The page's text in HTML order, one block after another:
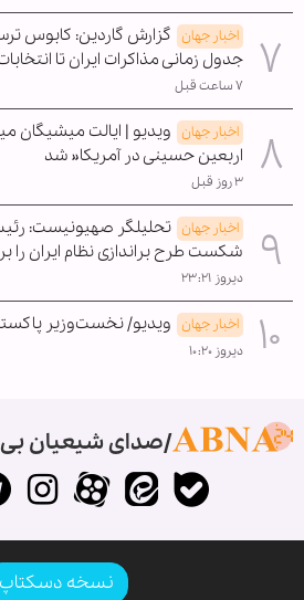
اخبار جهان گزارش گاردین: کابوس
جدول زمانی مذاکرات ایران تا
۷ ساعت قبل
اخبار جهان ویدیو | ایالت میشیگان
اربعین حسینی در آمریکا« شد
۳ روز قبل
اخبار جهان تحلیلگر صهیونیست:
شکست طرح براندازی نظام ایران را
دیروز ۲۳:۲۱
اخبار جهان ویدیو/ نخست‌وزیر
دیروز ۱۰:۲۰
صدای شیعیان
نسخه دسکتاپ